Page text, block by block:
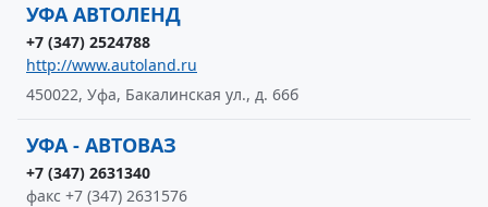
УФА АВТОЛЕНД
+7 (347) 2524788
http://www.autoland.ru
450022, Уфа, Бакалинская ул., д. 66б
УФА - АВТОВАЗ
+7 (347) 2631340
факс +7 (347) 2631576